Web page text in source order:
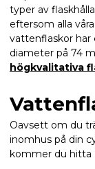
typer av
eftersom alla våra
vattenflaskor har
diameter på 74
högkvalitativa
Oavsett om du
inomhus på din
kommer du hitta